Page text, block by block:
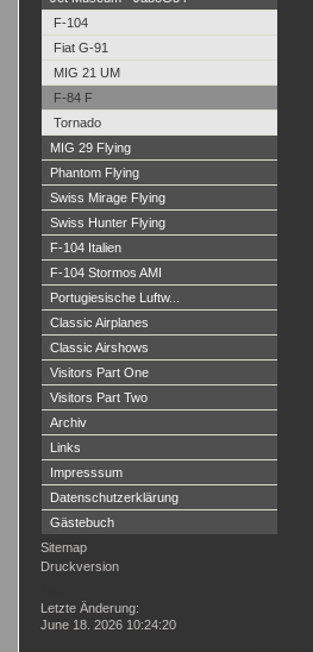
F-104
Fiat G-91
MIG 21 UM
F-84 F
Tornado
MIG 29 Flying
Phantom Flying
Swiss Mirage Flying
Swiss Hunter Flying
F-104 Italien
F-104 Stormos AMI
Portugiesische Luftw...
Classic Airplanes
Classic Airshows
Visitors Part One
Visitors Part Two
Archiv
Links
Impresssum
Datenschutzerklärung
Gästebuch
Sitemap
Druckversion
Letzte Änderung:
June 18. 2026 10:24:20